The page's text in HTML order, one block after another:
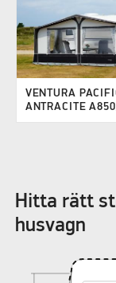
VENTURA
ANTRACITE
Hitta rätt
husvagn